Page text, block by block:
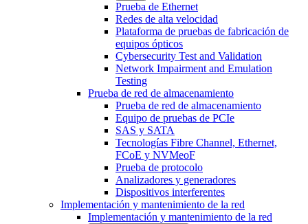
Prueba de Ethernet
Redes de alta velocidad
Plataforma de pruebas de fabricación de
equipos ópticos
Cybersecurity Test and Validation
Network Impairment and Emulation
Testing
Prueba de red de almacenamiento
Prueba de red de almacenamiento
Equipo de pruebas de PCIe
SAS y SATA
Tecnologías Fibre Channel, Ethernet,
FCoE y NVMeoF
Prueba de protocolo
Analizadores y generadores
Dispositivos interferentes
Implementación y mantenimiento de la red
Implementación y mantenimiento de la red